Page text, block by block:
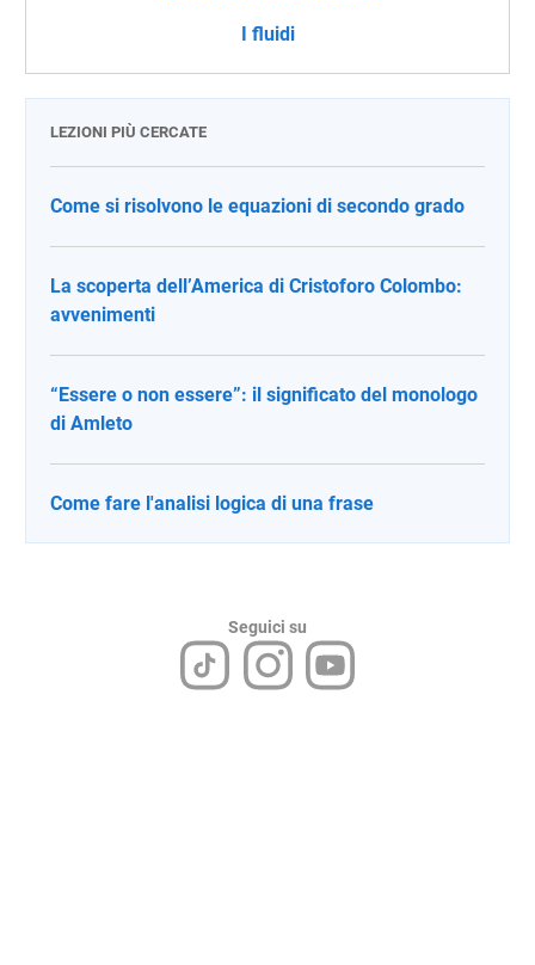
I fluidi
LEZIONI PIÙ CERCATE
Come si risolvono le equazioni di secondo grado
La scoperta dell’America di Cristoforo Colombo:
avvenimenti
“Essere o non essere”: il significato del monologo
di Amleto
Come fare l'analisi logica di una frase
Seguici su